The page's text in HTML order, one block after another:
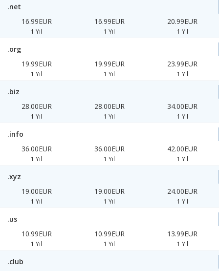
.net
16.99EUR
1 Yıl
16.99EUR
1 Yıl
20.99EUR
1 Yıl
.org
19.99EUR
1 Yıl
19.99EUR
1 Yıl
23.99EUR
1 Yıl
.biz
28.00EUR
1 Yıl
28.00EUR
1 Yıl
34.00EUR
1 Yıl
.info
36.00EUR
1 Yıl
36.00EUR
1 Yıl
42.00EUR
1 Yıl
.xyz
19.00EUR
1 Yıl
19.00EUR
1 Yıl
24.00EUR
1 Yıl
.us
10.99EUR
1 Yıl
10.99EUR
1 Yıl
13.99EUR
1 Yıl
.club